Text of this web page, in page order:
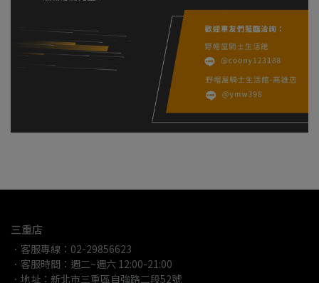
三重店
．客服專線：02-29856623
．客服時間：週二~週六 12:00-21:00
．地址：新北市三重區自強路二段52號